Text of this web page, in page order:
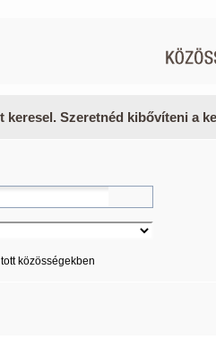
keresel. Szeretnéd kibővíteni a
közösségekben